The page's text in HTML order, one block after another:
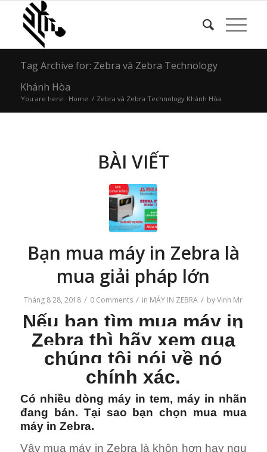
Tag Archive for: Zebra và Zebra Technology
Khánh Hòa
You are here: Home / Zebra và Zebra Technology Khánh Hòa
BÀI VIẾT
Bạn mua máy in Zebra là
mua giải pháp lớn
Tháng 8 28, 2018 / 0 Comments / in MÁY IN ZEBRA / byVinh Mr
Nếu bạn tìm mua máy in
Zebra thì hãy xem qua
chúng tôi nói về nó
chính xác.
Có nhiều dòng máy in tem, máy in nhãn
đang bán. Tại sao bạn chọn mua mua
máy in Zebra.
Vậy mua máy in Zebra là khôn hơn hay ngu